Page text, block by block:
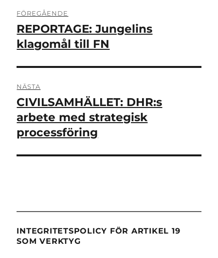
FÖREGÅENDE
Föregående
inlägg:
REPORTAGE: Jungelins
klagomål till FN
NÄSTA
Nästa
inlägg:
CIVILSAMHÄLLET: DHR:s
arbete med strategisk
processföring
INTEGRITETSPOLICY FÖR ARTIKEL 19
SOM VERKTYG